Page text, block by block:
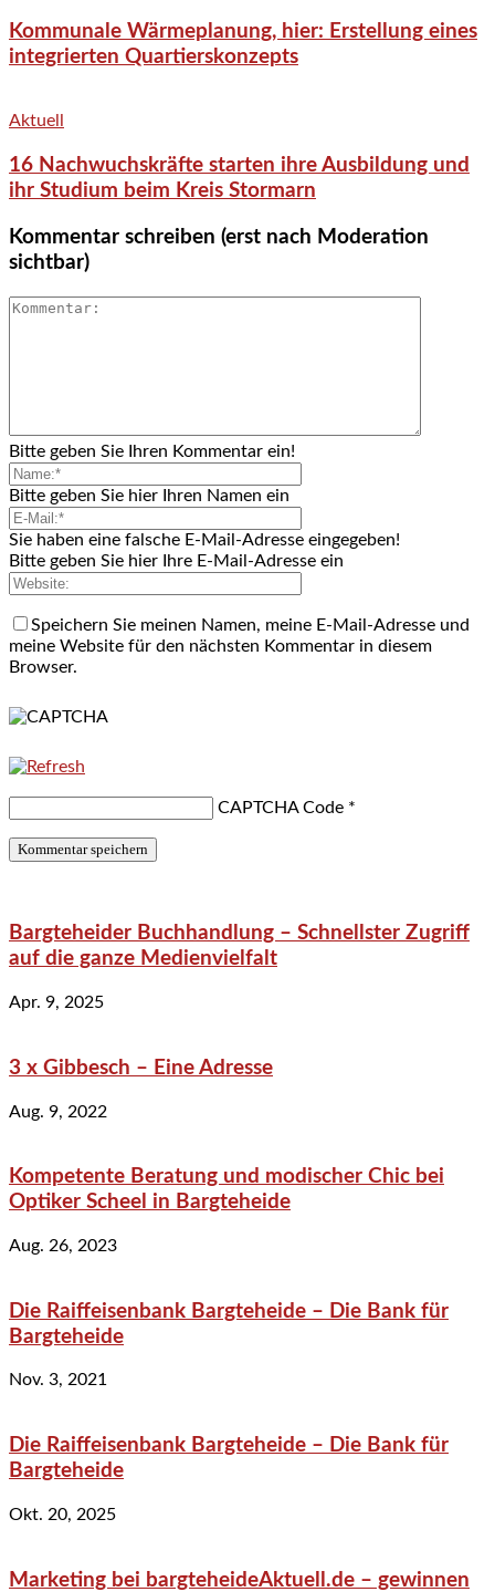
Kommunale Wärmeplanung, hier: Erstellung eines
integrierten Quartierskonzepts
Aktuell
16 Nachwuchskräfte starten ihre Ausbildung und
ihr Studium beim Kreis Stormarn
Kommentar schreiben (erst nach Moderation
sichtbar)
Bitte geben Sie Ihren Kommentar ein!
Bitte geben Sie hier Ihren Namen ein
Sie haben eine falsche E-Mail-Adresse eingegeben!
Bitte geben Sie hier Ihre E-Mail-Adresse ein
Speichern Sie meinen Namen, meine E-Mail-Adresse und
meine Website für den nächsten Kommentar in diesem
Browser.
CAPTCHA Code *
Bargteheider Buchhandlung – Schnellster Zugriff
auf die ganze Medienvielfalt
Apr. 9, 2025
3 x Gibbesch – Eine Adresse
Aug. 9, 2022
Kompetente Beratung und modischer Chic bei
Optiker Scheel in Bargteheide
Aug. 26, 2023
Die Raiffeisenbank Bargteheide – Die Bank für
Bargteheide
Nov. 3, 2021
Die Raiffeisenbank Bargteheide – Die Bank für
Bargteheide
Okt. 20, 2025
Marketing bei bargteheideAktuell.de – gewinnen